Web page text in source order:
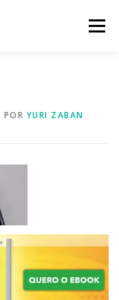
Menu
POR YURI ZABAN